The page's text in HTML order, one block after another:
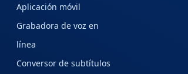
Aplicación móvil
Grabadora de voz en
línea
Conversor de subtítulos